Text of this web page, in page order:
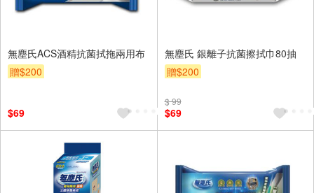
無塵氏ACS酒精抗菌拭拖兩用布
贈$200
$69
無塵氏 銀離子抗菌擦拭巾80抽
贈$200
$ 99
$69